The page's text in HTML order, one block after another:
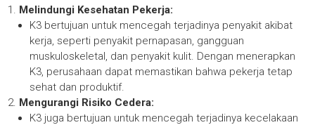
Melindungi Kesehatan Pekerja:
K3 bertujuan untuk mencegah terjadinya penyakit akibat
kerja, seperti penyakit pernapasan, gangguan
muskuloskeletal, dan penyakit kulit. Dengan menerapkan
K3, perusahaan dapat memastikan bahwa pekerja tetap
sehat dan produktif.
Mengurangi Risiko Cedera:
K3 juga bertujuan untuk mencegah terjadinya kecelakaan